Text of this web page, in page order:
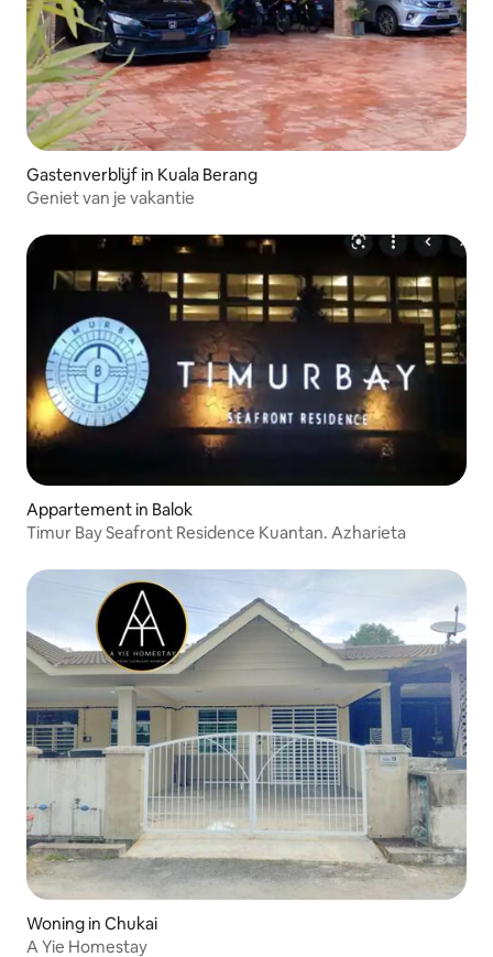
Gastenverblijf in Kuala Berang
Geniet van je vakantie
Appartement in Balok
Timur Bay Seafront Residence Kuantan. Azharieta
Woning in Chukai
A Yie Homestay